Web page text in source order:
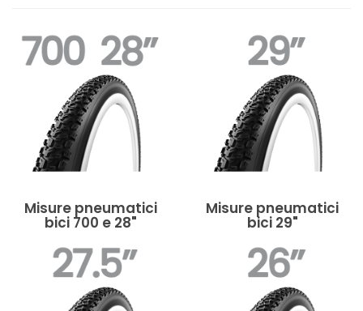
Misure pneumatici
bici 700 e 28"
Misure pneumatici
bici 29"